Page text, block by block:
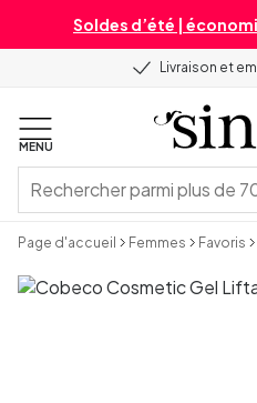
Soldes d’été |
Livraison et
MENU
Page d'accueil Femmes Favoris